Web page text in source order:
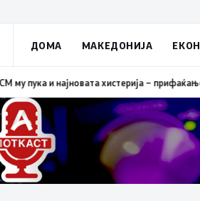
ДОМА МАКЕДОНИЈА
Како што му пукна меурот од сапуница